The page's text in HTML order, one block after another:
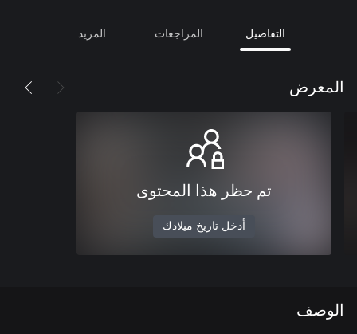
التفاصيل المراجعات المزيد
المعرض
تم حظر هذا المحتوى
أدخل تاريخ ميلادك
الوصف